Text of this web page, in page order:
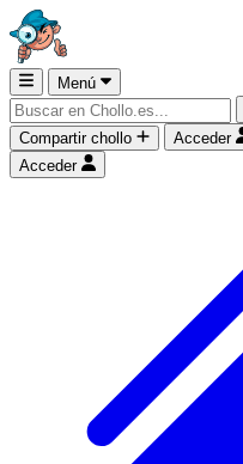
Menú
Compartir chollo
Acceder
Acceder